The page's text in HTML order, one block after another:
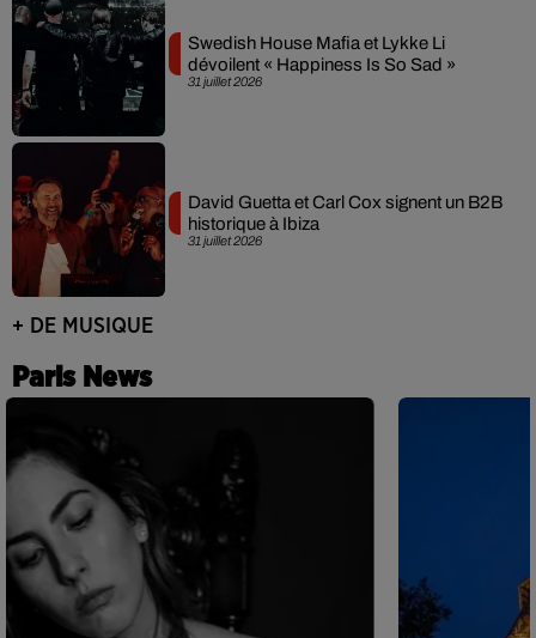
31 juillet 2026
Swedish House Mafia et Lykke Li
dévoilent « Happiness Is So Sad »
31 juillet 2026
David Guetta et Carl Cox signent un B2B
historique à Ibiza
+ DE MUSIQUE
Paris News